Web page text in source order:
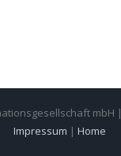
mbH |
Impressum | Home